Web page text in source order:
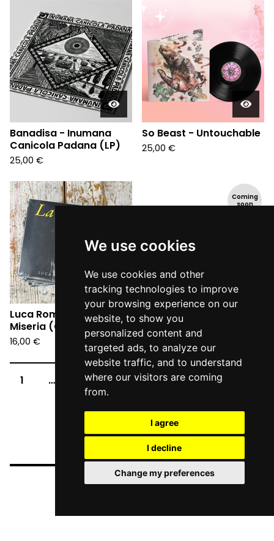
We use cookies
We use cookies and other
tracking technologies to improve
your browsing experience on our
website, to show you
personalized content and
targeted ads, to analyze our
website traffic, and to understand
where our visitors are coming
from.
I agree
I decline
Change my preferences
Banadisa - Inumana
Canicola Padana (LP)
25,00 €
So Beast - Untouchable
25,00 €
Luca Romagnoli - La
Miseria (CD)
16,00 €
Coming
soon
The Van Pelt - Remain
Obscure (LP)
25,00
1 … 4 5